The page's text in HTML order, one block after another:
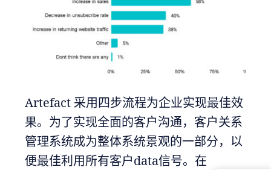
Artefact 采用四步流程为企业实现最佳效
果。为了实现全面的客户沟通，客户关系
管理系统成为整体系统景观的一部分，以
便最佳利用所有客户data信号。在